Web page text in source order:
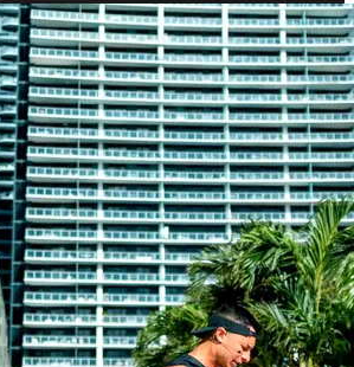
y desde niño me decían
costaba estar tranquilo. Mi mamá,
introdujo en el mundo del deporte y
mi vida. A los 18 años ingresé en la
ciudad y dos semanas después
la élite, con jugadores que alguna
a seguir. El 8 de septiembre del
de Miami, solo, sin familia,
clara: quedarme y apostarlo todo por
Desde que pisé Estados
No sé en qué creas tú, pero sí
bendiciones grandes llegan cuando
primer paso, el más difícil de todos.